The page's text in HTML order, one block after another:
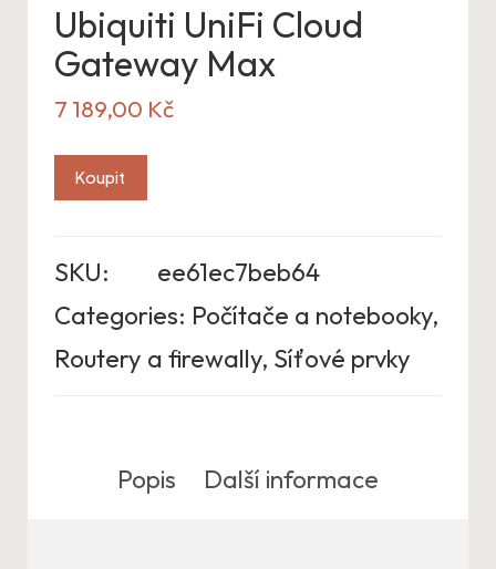
Ubiquiti UniFi Cloud
Gateway Max
7 189,00 Kč
Koupit
SKU:
ee61ec7beb64
Categories: Počítače a notebooky,
Routery a firewally, Síťové prvky
Popis Další informace